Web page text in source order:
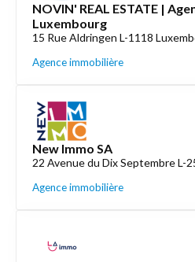
NOVIN' REAL ESTATE |
Luxembourg
15 Rue Aldringen L-1118
Agence immobilière
New Immo SA
22 Avenue du Dix Septembre L-
Agence immobilière